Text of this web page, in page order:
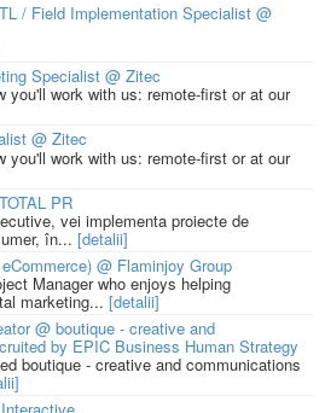
/ Field Implementation Specialist @
Specialist @ Zitec
you'll work with us: remote-first or at our
@ Zitec
you'll work with us: remote-first or at our
PR
vei implementa proiecte de
în... [detalii]
@ Flaminjoy Group
Manager who enjoys helping
marketing... [detalii]
@ boutique - creative and
by EPIC Business Human Strategy
boutique - creative and communications